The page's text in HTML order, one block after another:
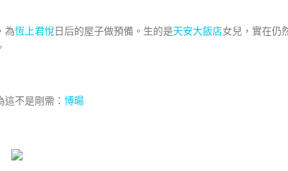
為恆上君悅日后的屋子做預備。生的是天安大飯店女兒，實在仍
這不是剛需： 博暘